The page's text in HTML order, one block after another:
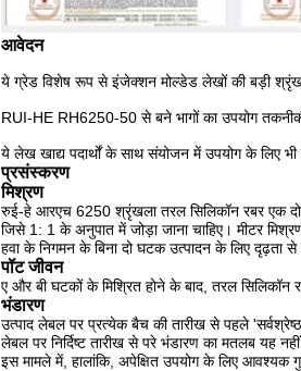
आवेदन
ये ग्रेड विशेष रूप से इंजेक्शन मोल्डेड लेखों की बड़ी
RUI-HE RH6250-50 से बने भागों का उपयोग
ये लेख खाद्य पदार्थों के साथ संयोजन में उपयोग के लिए
प्रसंस्करण
मिश्रण
रुई-हे आरएच 6250 श्रृंखला तरल सिलिकॉन रबर एक
जिसे 1: 1 के अनुपात में जोड़ा जाना चाहिए। मीटर
हवा के निगमन के बिना दो घटक उत्पादन के लिए दृढ़ता
पॉट जीवन
ए और बी घटकों के मिश्रित होने के बाद, तरल सिलिकॉन
भंडारण
उत्पाद लेबल पर प्रत्येक बैच की तारीख से पहले 'सर्वश्रेष्ठ
लेबल पर निर्दिष्ट तारीख से परे भंडारण का मतलब यह
इस मामले में, हालांकि, अपेक्षित उपयोग के लिए आवश्यक